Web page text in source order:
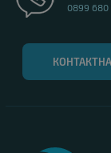
0899 680